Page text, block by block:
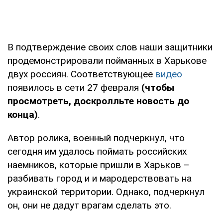
В подтверждение своих слов наши защитники
продемонстрировали пойманных в Харькове
двух россиян. Соответствующее видео
появилось в сети 27 февраля (чтобы
просмотреть, доскролльте новость до
конца).
Автор ролика, военный подчеркнул, что
сегодня им удалось поймать российских
наемников, которые пришли в Харьков –
разбивать город и и мародерствовать на
украинской территории. Однако, подчеркнул
он, они не дадут врагам сделать это.